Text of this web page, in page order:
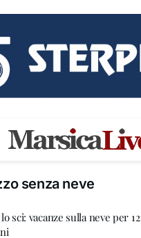
senza neve
sci: vacanze sulla neve per 12